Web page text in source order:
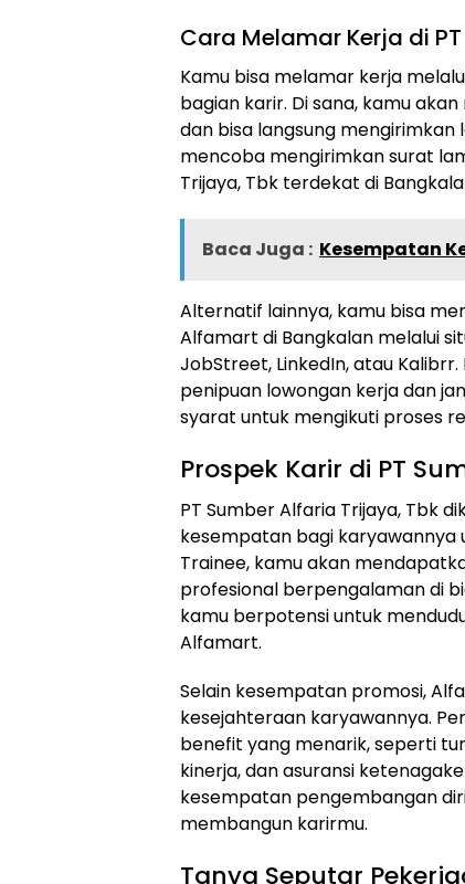
Cara Melamar Kerja di
Kamu bisa melamar kerja
bagian karir. Di sana, kamu
dan bisa langsung mengirimkan
mencoba mengirimkan surat
Trijaya, Tbk terdekat di
Baca Juga : Kesempatan
Alternatif lainnya, kamu bisa
Alfamart di Bangkalan melalui
JobStreet, LinkedIn, atau
penipuan lowongan kerja dan
syarat untuk mengikuti proses
Prospek Karir di PT
PT Sumber Alfaria Trijaya, Tbk
kesempatan bagi
Trainee, kamu akan
profesional berpengalaman di
kamu berpotensi untuk
Alfamart.
Selain kesempatan promosi,
kesejahteraan karyawannya.
benefit yang menarik, seperti
kinerja, dan asuransi
kesempatan pengembangan
membangun karirmu.
Tanya Seputar